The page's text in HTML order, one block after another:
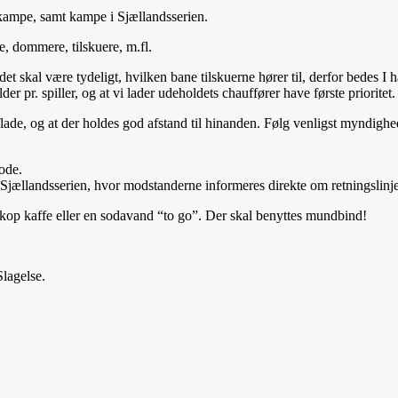
samt kampe i Sjællandsserien.
dommere, tilskuere, m.fl.
skal være tydeligt, hvilken bane tilskuerne hører til, derfor bedes I
pr. spiller, og at vi lader udeholdets chauffører have første prioritet.
og at der holdes god afstand til hinanden. Følg venligst
hvor modstanderne informeres direkte om
kaffe eller en sodavand “to go”. Der skal benyttes mundbind!